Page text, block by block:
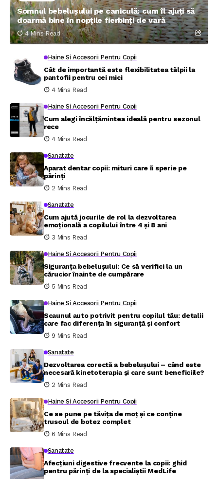
Somnul bebelușului pe caniculă: cum îl ajuți să
doarmă bine în nopțile fierbinți de vară
4 Mins Read
Haine Si Accesorii Pentru Copii
Cât de importantă este flexibilitatea tălpii la
pantofii pentru cei mici
4 Mins Read
Haine Si Accesorii Pentru Copii
Cum alegi încălțămintea ideală pentru sezonul
rece
4 Mins Read
Sanatate
Aparat dentar copii: mituri care îi sperie pe
părinți
2 Mins Read
Sanatate
Cum ajută jocurile de rol la dezvoltarea
emoțională a copilului între 4 și 8 ani
3 Mins Read
Haine Si Accesorii Pentru Copii
Siguranța bebelușului: Ce să verifici la un
cărucior înainte de cumpărare
5 Mins Read
Haine Si Accesorii Pentru Copii
Scaunul auto potrivit pentru copilul tău: detalii
care fac diferența în siguranță și confort
9 Mins Read
Sanatate
Dezvoltarea corectă a bebelușului – când este
necesară kinetoterapia și care sunt beneficiile?
2 Mins Read
Haine Si Accesorii Pentru Copii
Ce se pune pe tăvița de moț și ce conține
trusoul de botez complet
6 Mins Read
Sanatate
Afecțiuni digestive frecvente la copii: ghid
pentru părinți de la specialiștii MedLife